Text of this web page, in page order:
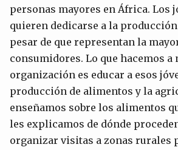
personas mayores en África. Los
quieren dedicarse a la
pesar de que representan la
consumidores. Lo que hacemos a
organización es educar a esos
producción de alimentos y la
enseñamos sobre los alimentos
les explicamos de dónde
organizar visitas a zonas rurales